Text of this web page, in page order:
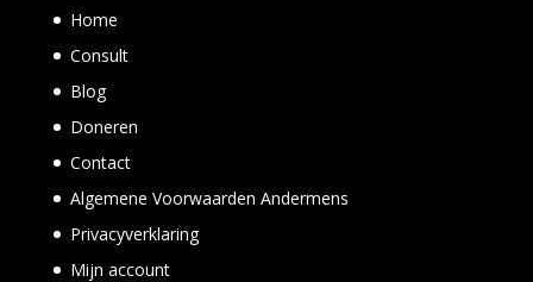
Home
Consult
Blog
Doneren
Contact
Algemene Voorwaarden Andermens
Privacyverklaring
Mijn account